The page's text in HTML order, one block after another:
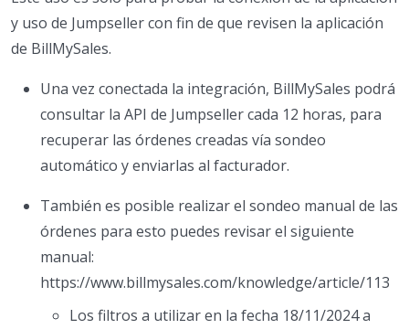
y uso de Jumpseller con fin de que revisen la aplicación
de BillMySales.
Una vez conectada la integración, BillMySales podrá
consultar la API de Jumpseller cada 12 horas, para
recuperar las órdenes creadas vía sondeo
automático y enviarlas al facturador.
También es posible realizar el sondeo manual de las
órdenes para esto puedes revisar el siguiente
manual:
https://www.billmysales.com/knowledge/article/113
Los filtros a utilizar en la fecha 18/11/2024 a